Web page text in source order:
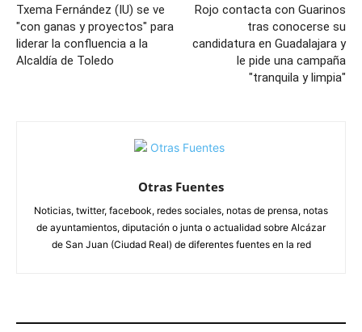
Txema Fernández (IU) se ve
"con ganas y proyectos" para
liderar la confluencia a la
Alcaldía de Toledo
Rojo contacta con Guarinos
tras conocerse su
candidatura en Guadalajara y
le pide una campaña
"tranquila y limpia"
Otras Fuentes
Noticias, twitter, facebook, redes sociales, notas de prensa, notas
de ayuntamientos, diputación o junta o actualidad sobre Alcázar
de San Juan (Ciudad Real) de diferentes fuentes en la red